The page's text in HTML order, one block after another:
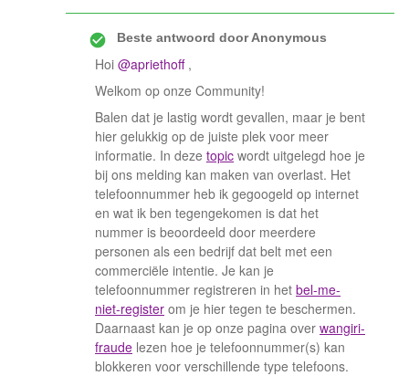
Beste antwoord doorAnonymous
Hoi @apriethoff,
Welkom op onze Community!
Balen dat je lastig wordt gevallen, maar je bent
hier gelukkig op de juiste plek voor meer
informatie. In deze topic wordt uitgelegd hoe je
bij ons melding kan maken van overlast. Het
telefoonnummer heb ik gegoogeld op internet
en wat ik ben tegengekomen is dat het
nummer is beoordeeld door meerdere
personen als een bedrijf dat belt met een
commerciële intentie. Je kan je
telefoonnummer registreren in het bel-me-
niet-register om je hier tegen te beschermen.
Daarnaast kan je op onze pagina over wangiri-
fraude lezen hoe je telefoonnummer(s) kan
blokkeren voor verschillende type telefoons.